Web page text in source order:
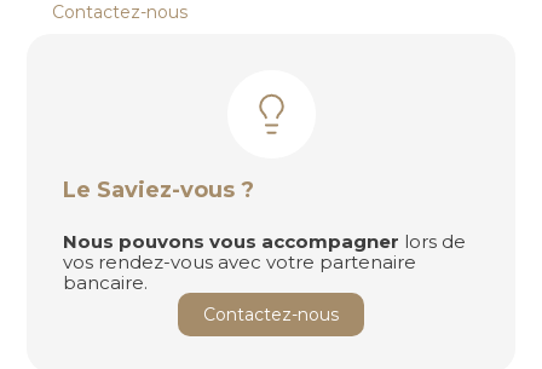
Contactez-nous
Le Saviez-vous ?
Nous pouvons vous accompagner lors de
vos rendez-vous avec votre partenaire
bancaire.
Contactez-nous